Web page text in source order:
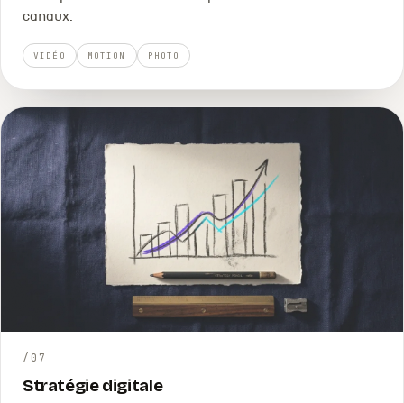
canaux.
VIDÉO MOTION PHOTO
/ 07
Stratégie digitale